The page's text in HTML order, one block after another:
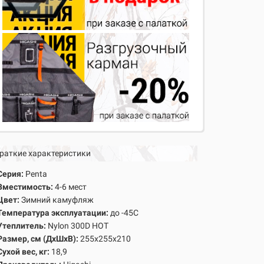
характеристики
Penta
4-6 мест
Зимний камуфляж
эксплуатации: до -45С
Nylon 300D HOT
см (ДхШхВ): 255х255х210
вес, кг: 18,9